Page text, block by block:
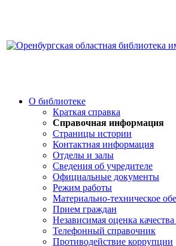
О библиотеке
Краткая справка
Справочная информация
Страницы истории
Контактная информация
Отделы и залы
Сведения об учредителе
Официальные документы
Режим работы
Материально-техническое
Прием граждан
Независимая оценка качества
Телефонный справочник
Противодействие коррупции